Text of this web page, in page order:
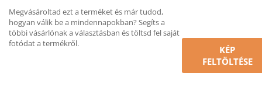
Megvásároltad ezt a terméket és már tudod,
hogyan válik be a mindennapokban? Segíts a
többi vásárlónak a választásban és töltsd fel saját
fotódat a termékről.
KÉP
FELTÖLTÉSE